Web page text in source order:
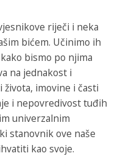
riječi i neka
bićem. Učinimo ih
bismo po njima
na jednakost i
imovine i časti
i nepovredivost tuđih
univerzalnim
stanovnik ove naše
kao svoje.